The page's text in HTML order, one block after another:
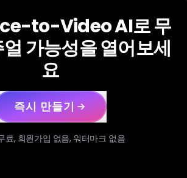
to-Video AI로 무
가능성을 열어보세
요
즉시 만들기
료, 회원가입 없음, 워터마크 없음